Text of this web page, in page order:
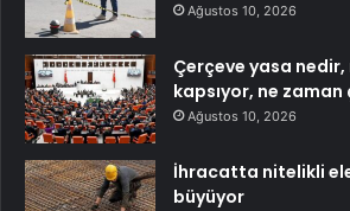
Ağustos 10, 2026
Çerçeve yasa
kapsıyor, ne zaman
Ağustos 10, 2026
İhracatta nitelikli
büyüyor